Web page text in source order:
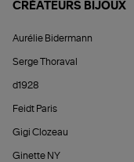
CRÉATEURS BIJOUX
Aurélie Bidermann
Serge Thoraval
d1928
Feidt Paris
Gigi Clozeau
Ginette NY